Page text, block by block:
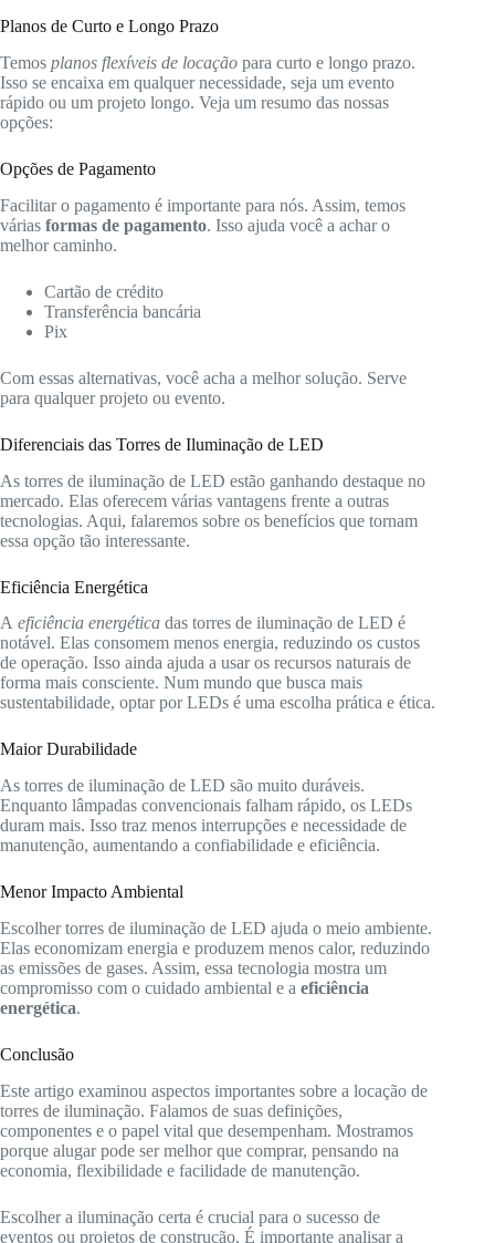
Planos de Curto e Longo Prazo
Temos planos flexíveis de locação para curto e longo prazo.
Isso se encaixa em qualquer necessidade, seja um evento
rápido ou um projeto longo. Veja um resumo das nossas
opções:
Opções de Pagamento
Facilitar o pagamento é importante para nós. Assim, temos
várias formas de pagamento. Isso ajuda você a achar o
melhor caminho.
Cartão de crédito
Transferência bancária
Pix
Com essas alternativas, você acha a melhor solução. Serve
para qualquer projeto ou evento.
Diferenciais das Torres de Iluminação de LED
As torres de iluminação de LED estão ganhando destaque no
mercado. Elas oferecem várias vantagens frente a outras
tecnologias. Aqui, falaremos sobre os benefícios que tornam
essa opção tão interessante.
Eficiência Energética
A eficiência energética das torres de iluminação de LED é
notável. Elas consomem menos energia, reduzindo os custos
de operação. Isso ainda ajuda a usar os recursos naturais de
forma mais consciente. Num mundo que busca mais
sustentabilidade, optar por LEDs é uma escolha prática e ética.
Maior Durabilidade
As torres de iluminação de LED são muito duráveis.
Enquanto lâmpadas convencionais falham rápido, os LEDs
duram mais. Isso traz menos interrupções e necessidade de
manutenção, aumentando a confiabilidade e eficiência.
Menor Impacto Ambiental
Escolher torres de iluminação de LED ajuda o meio ambiente.
Elas economizam energia e produzem menos calor, reduzindo
as emissões de gases. Assim, essa tecnologia mostra um
compromisso com o cuidado ambiental e a eficiência
energética.
Conclusão
Este artigo examinou aspectos importantes sobre a locação de
torres de iluminação. Falamos de suas definições,
componentes e o papel vital que desempenham. Mostramos
porque alugar pode ser melhor que comprar, pensando na
economia, flexibilidade e facilidade de manutenção.
Escolher a iluminação certa é crucial para o sucesso de
eventos ou projetos de construção. É importante analisar a